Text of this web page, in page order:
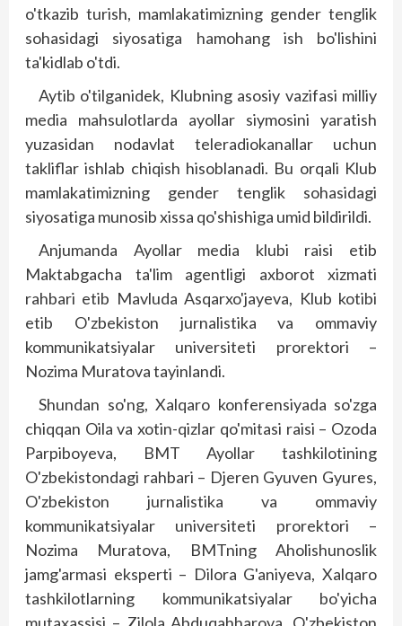
o'tkazib turish, mamlakatimizning gender tenglik
sohasidagi siyosatiga hamohang ish bo'lishini
ta'kidlab o'tdi.
Aytib o'tilganidek, Klubning asosiy vazifasi milliy
media mahsulotlarda ayollar siymosini yaratish
yuzasidan nodavlat teleradiokanallar uchun
takliflar ishlab chiqish hisoblanadi. Bu orqali Klub
mamlakatimizning gender tenglik sohasidagi
siyosatiga munosib xissa qo'shishiga umid bildirildi.
Anjumanda Ayollar media klubi raisi etib
Maktabgacha ta'lim agentligi axborot xizmati
rahbari etib Mavluda Asqarxo'jayeva, Klub kotibi
etib O'zbekiston jurnalistika va ommaviy
kommunikatsiyalar universiteti prorektori –
Nozima Muratova ta­yinlandi.
Shundan so'ng, Xalqaro konferensiyada so'zga
chiqqan Oila va xotin-qizlar qo'mitasi raisi – Ozoda
Parpiboyeva, BMT Ayollar tashkilotining
O'zbekistondagi rahbari – Djeren Gyuven Gyures,
O'zbekiston jurnalistika va ommaviy
kommunikatsiyalar universiteti prorektori –
Nozima Muratova, BMTning Aholishunoslik
jamg'armasi eksperti – Dilora G'aniyeva, Xalqaro
tashkilotlarning kommunikatsiyalar bo'yicha
mutaxassisi – Zilola Abduqahharova, O'zbekiston